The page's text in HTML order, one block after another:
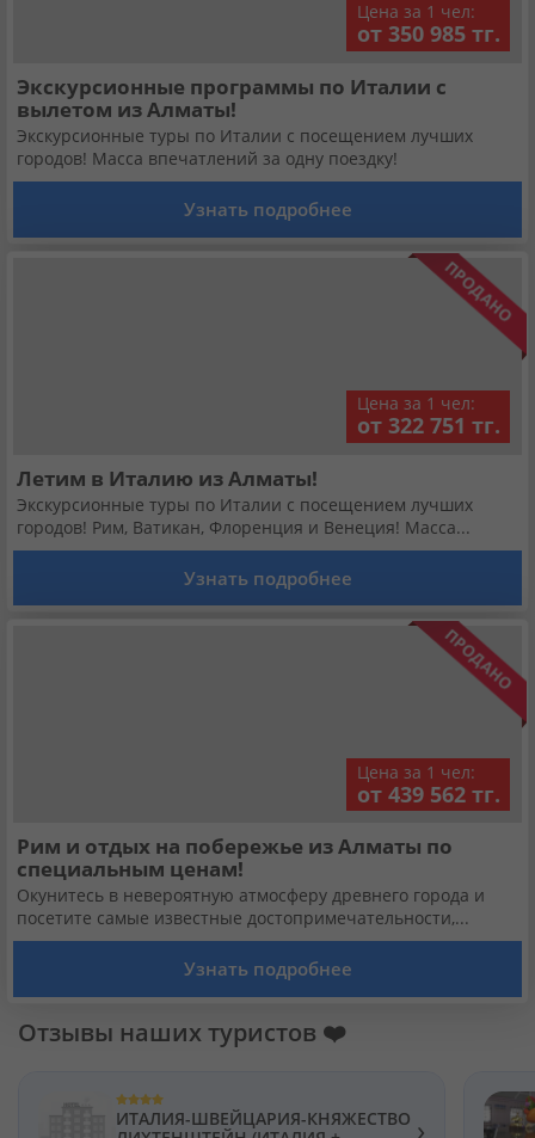
Цена за 1 чел:
от 350 985 тг.
Экскурсионные программы по Италии с
вылетом из Алматы!
Экскурсионные туры по Италии с посещением лучших
городов! Масса впечатлений за одну поездку!
Узнать подробнее
Цена за 1 чел:
от 322 751 тг.
Летим в Италию из Алматы!
Экскурсионные туры по Италии с посещением лучших
городов! Рим, Ватикан, Флоренция и Венеция! Масса...
Узнать подробнее
Цена за 1 чел:
от 439 562 тг.
Рим и отдых на побережье из Алматы по
специальным ценам!
Окунитесь в невероятную атмосферу древнего города и
посетите самые известные достопримечательности,...
Узнать подробнее
Отзывы наших туристов ❤️
ИТАЛИЯ-ШВЕЙЦАРИЯ-КНЯЖЕСТВО ›